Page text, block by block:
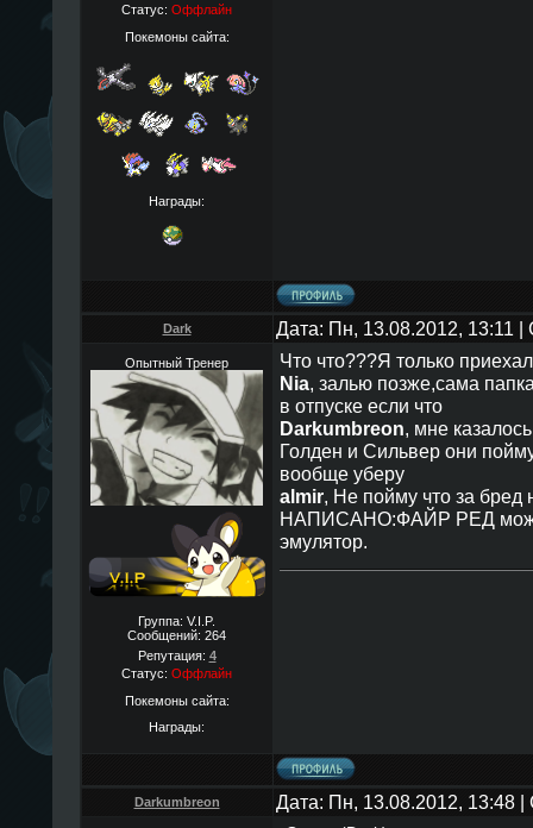
Статус: Оффлайн
Покемоны сайта:
Награды:
Dark Дата: Пн, 13.08.2012, 13:11
Опытный Тренер
Группа: V.I.P.
Сообщений: 264
Репутация: 4
Статус: Оффлайн
Покемоны сайта:
Награды:
Что что???Я только приехал
Nia, залью позже,сама
в отпуске если что
Darkumbreon, мне
Голден и Сильвер они
вообще уберу
almir, Не пойму что за
НАПИСАНО:ФАЙР РЕД
эмулятор.
Darkumbreon Дата: Пн, 13.08.2012, 13:48